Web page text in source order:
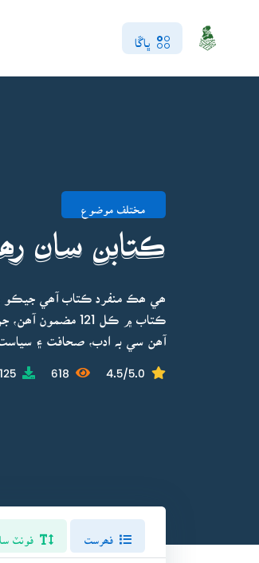
ڀاڱا
مختلف موضوع
ڪتابن سان
ھي ھڪ منفرد ڪتاب آھي جيڪو
ڪتاب ۾ ڪل 121
آھن سي بہ ادب، صحافت ۽ سياست
4.5/5.0
618
125
فونٽ